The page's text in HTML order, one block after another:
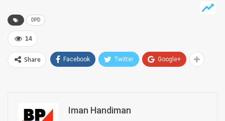
DPD
14
Share Facebook Twitter Google+
Iman Handiman